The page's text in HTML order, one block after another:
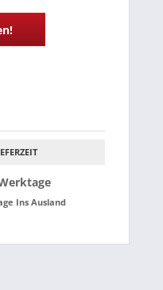
Ins Ausland